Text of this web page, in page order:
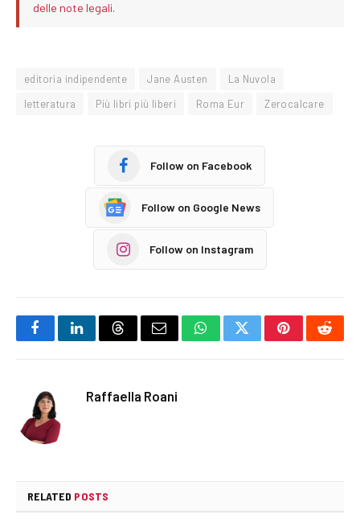
delle note legali.
editoria indipendente Jane Austen
La Nuvola
letteratura
Più libri più liberi Roma Eur Zerocalcare
Follow on Facebook
Follow on Google News
Follow on Instagram
FacebookLinkedInThreadsEmail WhatsAppTwitterPinterest
Raffaella Roani
RELATED POSTS